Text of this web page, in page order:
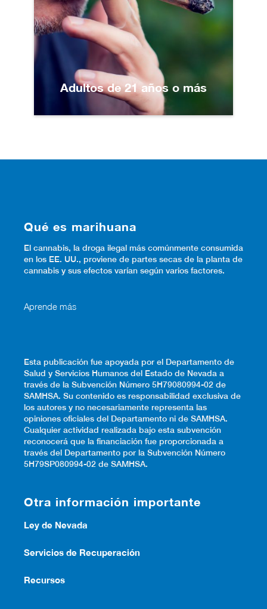
Adultos de 21 años o más
Qué es marihuana
El cannabis, la droga ilegal más comúnmente consumida
en los EE. UU., proviene de partes secas de la planta de
cannabis y sus efectos varían según varios factores.
Aprende más
Esta publicación fue apoyada por el Departamento de
Salud y Servicios Humanos del Estado de Nevada a
través de la Subvención Número 5H79080994-02 de
SAMHSA. Su contenido es responsabilidad exclusiva de
los autores y no necesariamente representa las
opiniones oficiales del Departamento ni de SAMHSA.
Cualquier actividad realizada bajo esta subvención
reconocerá que la financiación fue proporcionada a
través del Departamento por la Subvención Número
5H79SP080994-02 de SAMHSA.
Otra información importante
Ley de Nevada
Servicios de Recuperación
Recursos